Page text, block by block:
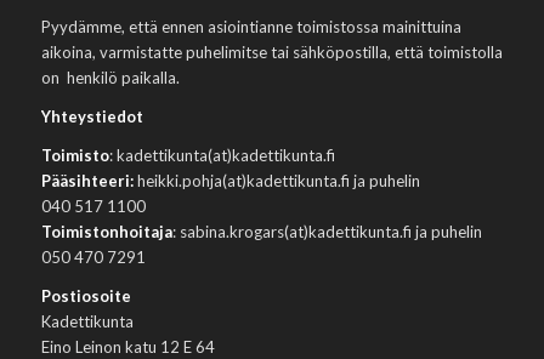
Pyydämme, että ennen asiointianne toimistossa mainittuina
aikoina, varmistatte puhelimitse tai sähköpostilla, että toimistolla
on henkilö paikalla.
Yhteystiedot
Toimisto: kadettikunta(at)kadettikunta.fi
Pääsihteeri:heikki.pohja(at)kadettikunta.fi ja puhelin
040 517 1100
Toimistonhoitaja: sabina.krogars(at)kadettikunta.fi ja puhelin
050 470 7291
Postiosoite
Kadettikunta
Eino Leinon katu 12 E 64